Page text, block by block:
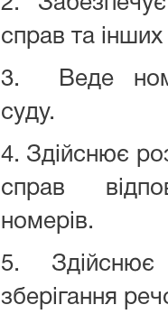
справ та інших
3. Веде
суду.
4. Здійснює
справ
номерів.
5. Здійснює
зберігання